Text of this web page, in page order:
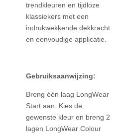
trendkleuren en tijdloze
klassiekers met een
indrukwekkende dekkracht
en eenvoudige applicatie.
Gebruiksaanwijzing:
Breng één laag LongWear
Start aan. Kies de
gewenste kleur en breng 2
lagen LongWear Colour